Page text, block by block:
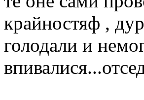
крайностяф ,
голодали и